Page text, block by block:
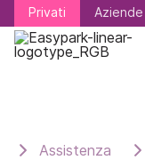
Privati Aziende
Privati Aziende
Assistenza